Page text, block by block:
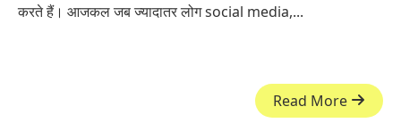
करते हैं। आजकल जब ज्यादातर लोग social media,...
Read More